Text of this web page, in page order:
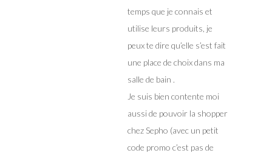
temps que je connais et
utilise leurs produits, je
peux te dire qu’elle s’est fait
une place de choix dans ma
salle de bain .
Je suis bien contente moi
aussi de pouvoir la shopper
chez Sepho (avec un petit
code promo c’est pas de